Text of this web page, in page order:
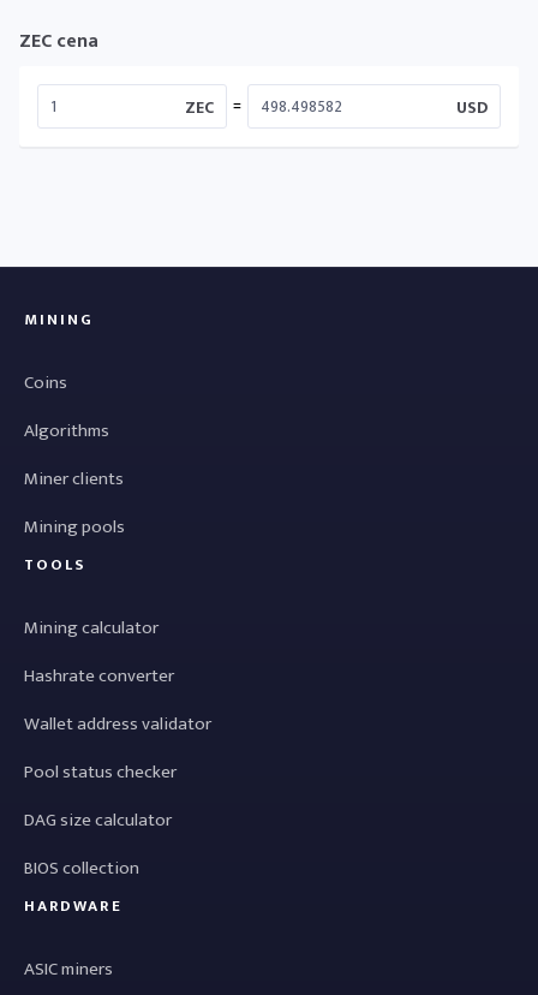
ZEC cena
ZEC = USD
MINING
Coins
Algorithms
Miner clients
Mining pools
TOOLS
Mining calculator
Hashrate converter
Wallet address validator
Pool status checker
DAG size calculator
BIOS collection
HARDWARE
ASIC miners